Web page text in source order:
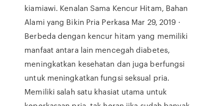
kiamiawi. Kenalan Sama Kencur Hitam, Bahan
Alami yang Bikin Pria Perkasa Mar 29, 2019 ·
Berbeda dengan kencur hitam yang memiliki
manfaat antara lain mencegah diabetes,
meningkatkan kesehatan dan juga berfungsi
untuk meningkatkan fungsi seksual pria.
Memiliki salah satu khasiat utama untuk